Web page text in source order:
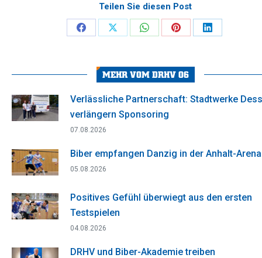
Teilen Sie diesen Post
Share
Facebook
Share
X
Share
WhatsApp
Share
Pinterest
Share
MEHR VOM DRHV 06
Verlässliche Partnerschaft: Stadtwerke
verlängern Sponsoring
07.08.2026
Biber empfangen Danzig in der Anhalt-Arena
05.08.2026
Positives Gefühl überwiegt aus den ersten
Testspielen
04.08.2026
DRHV und Biber-Akademie treiben